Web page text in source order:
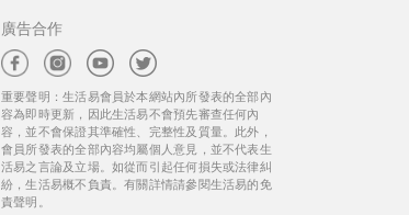
廣告合作
重要聲明：生活易會員於本網站內所發表的全部內
容為即時更新，因此生活易不會預先審查任何內
容，並不會保證其準確性、完整性及質量。此外，
會員所發表的全部內容均屬個人意見，並不代表生
活易之言論及立場。如從而引起任何損失或法律糾
紛，生活易概不負責。有關詳情請參閱生活易的免
責聲明。